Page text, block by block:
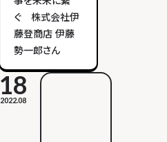
ぐ 株式会社伊
藤登商店 伊藤
勢一郎さん
18
2022.08